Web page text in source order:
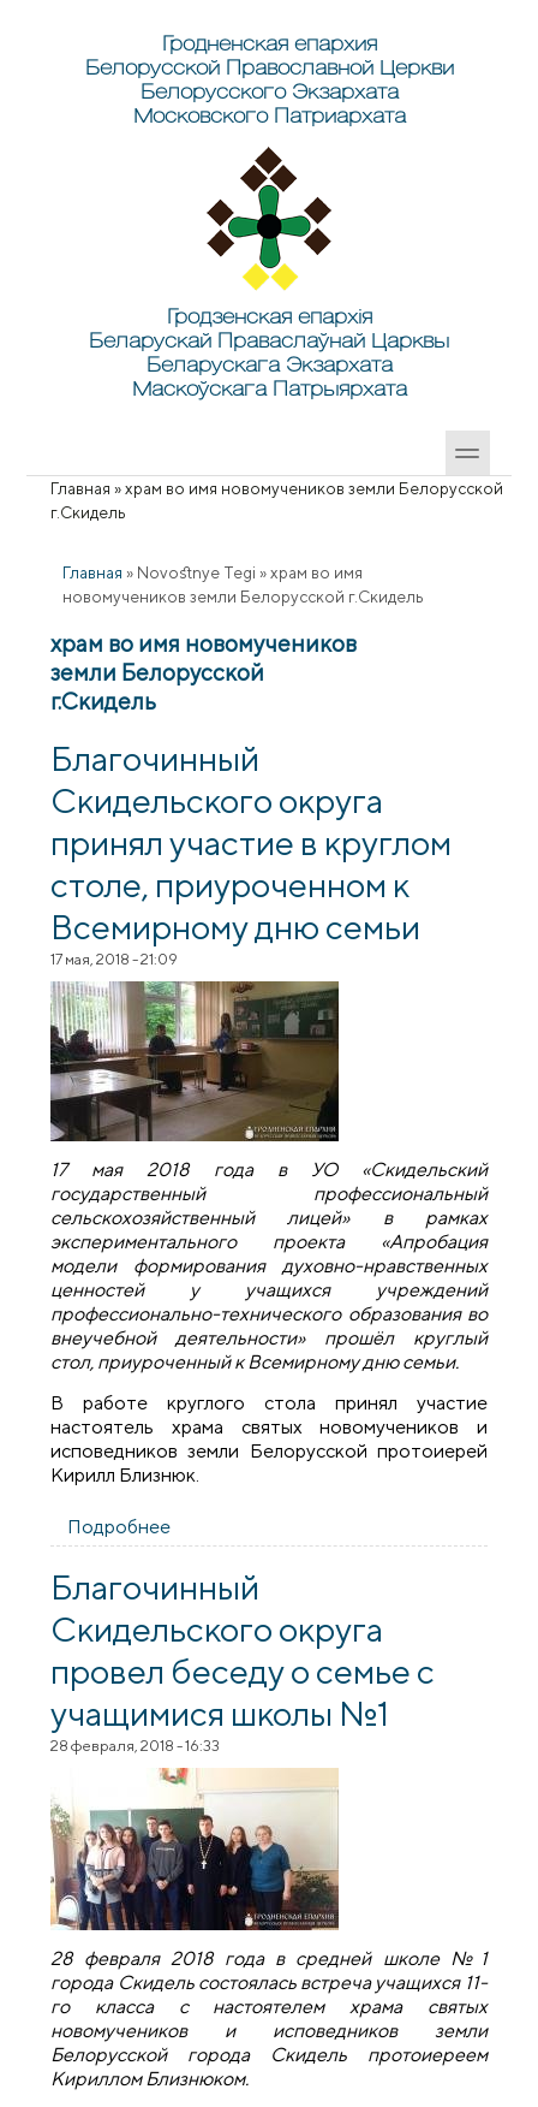
Гродненская епархия
Белорусской Православной Церкви
Белорусского Экзархата
Московского Патриархата
Гродзенская епархія
Беларускай Праваслаўнай Царквы
Беларускага Экзархата
Маскоўскага Патрыярхата
Вы здесь
Главная »храм во имя новомучеников земли Белорусской
г.Скидель
Главная » Novostnye Tegi » храм во имя
новомучеников земли Белорусской г.Скидель
храм во имя новомучеников
земли Белорусской
г.Скидель
Благочинный
Скидельского округа
принял участие в круглом
столе, приуроченном к
Всемирному дню семьи
17 мая, 2018 - 21:09
17 мая 2018 года в УО «Скидельский
государственный профессиональный
сельскохозяйственный лицей» в рамках
экспериментального проекта «Апробация
модели формирования духовно-нравственных
ценностей у учащихся учреждений
профессионально-технического образования во
внеучебной деятельности» прошёл круглый
стол, приуроченный к Всемирному дню семьи.
В работе круглого стола принял участие
настоятель храма святых новомучеников и
исповедников земли Белорусской протоиерей
Кирилл Близнюк.
Подробнее
принял участие в круглом столе,
приуроченном к Всемирному дню семьи
Благочинный
Скидельского округа
провел беседу о семье с
учащимися школы №1
28 февраля, 2018 - 16:33
28 февраля 2018 года в средней школе №1
города Скидель состоялась встреча учащихся 11-
го класса с настоятелем храма святых
новомучеников и исповедников земли
Белорусской города Скидель протоиереем
Кириллом Близнюком.